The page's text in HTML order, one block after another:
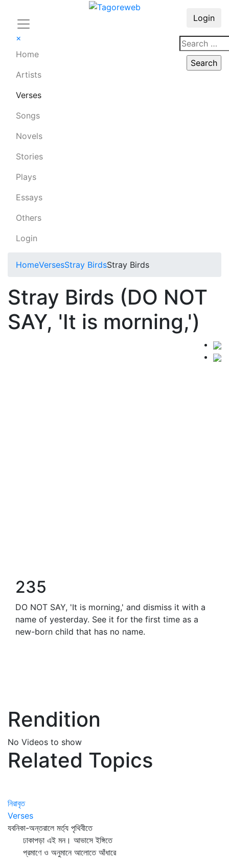
×
Home
Artists
Verses
Songs
Novels
Stories
Plays
Essays
Others
Login
Login
HomeVersesStray BirdsStray Birds
Stray Birds (DO NOT
SAY, 'It is morning,')
235
DO NOT SAY, 'It is morning,' and dismiss it with a
name of yesterday. See it for the first time as a
new-born child that has no name.
Rendition
No Videos to show
Related Topics
নিরাবৃত
Verses
যবনিকা-অন্তরালে মর্ত্য পৃথিবীতে
ঢাকাপড়া এই মন। আভাসে ইঙ্গিতে
প্রমাণে ও অনুমানে আলোতে আঁধারে